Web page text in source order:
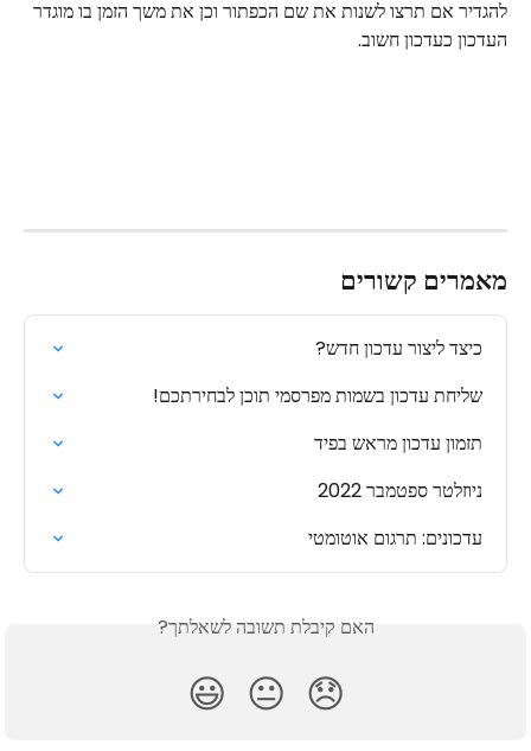
להגדיר אם תרצו לשנות את שם הכפתור וכן את משך הזמן בו מוגדר
העדכון כעדכון חשוב.
מאמרים קשורים
כיצד ליצור עדכון חדש?
שליחת עדכון בשמות מפרסמי תוכן לבחירתכם!
תזמון עדכון מראש בפיד
ניוזלטר ספטמבר 2022
עדכונים: תרגום אוטומטי
האם קיבלת תשובה לשאלתך?
😞
😐
😃